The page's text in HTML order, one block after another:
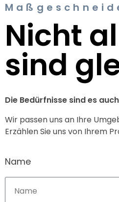
Nicht
sind
Die Bedürfnisse sind es
Wir passen uns an Ihre
Erzählen Sie uns von Ihrem
Name